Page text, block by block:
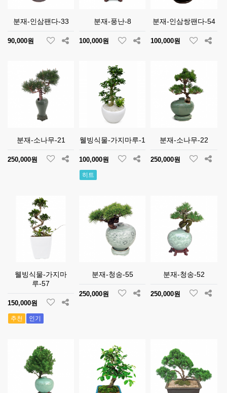
분재-인삼팬다-33
90,000원
분재-풍난-8
100,000원
분재-인삼쌍팬다-54
100,000원
분재-소나무-21
250,000원
웰빙식물-가지마루-1
100,000원
히트
분재-소나무-22
250,000원
웰빙식물-가지마
루-57
150,000원
추천 인기
분재-청송-55
250,000원
분재-청송-52
250,000원